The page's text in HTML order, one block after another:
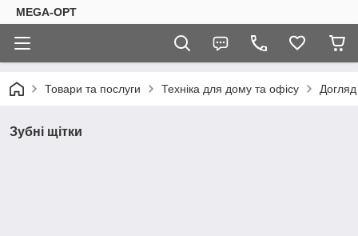
MEGA-OPT
Товари та послуги Техніка для дому та офісу
Зубні щітки